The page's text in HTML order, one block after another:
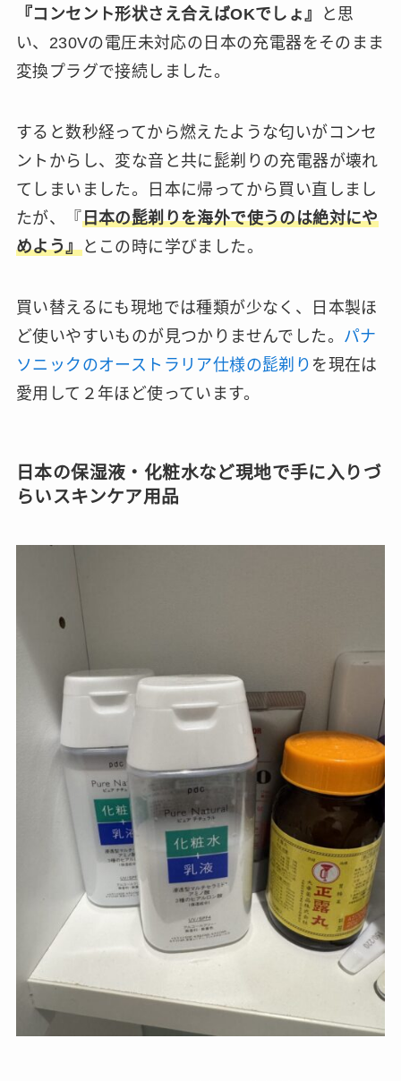
『コンセント形状さえ合えばOKでしょ』
と思
い、230Vの電圧未対応の日本の充電器をそのまま
変換プラグで接続しました。
すると数秒経ってから燃えたような匂いがコンセ
ントからし、変な音と共に髭剃りの充電器が壊れ
てしまいました。日本に帰ってから買い直しまし
たが、『 日本の髭剃りを海外で使うのは絶対にや
めよう』とこの時に学びました。
買い替えるにも現地では種類が少なく、日本製ほ
ど使いやすいものが見つかりませんでした。 パナ
ソニックのオーストラリア仕様の髭剃り を現在は
愛用して２年ほど使っています。
日本の保湿液・化粧水など現地で手に入りづ
らいスキンケア用品